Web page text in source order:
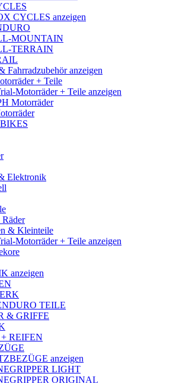
CYCLES anzeigen
MOUNTAIN
TERRAIN
Fahrradzubehör anzeigen
+ Teile
Motorräder + Teile anzeigen
Motorräder
Elektronik
& Kleinteile
Motorräder + Teile anzeigen
anzeigen
TEILE
& GRIFFE
REIFEN
anzeigen
LIGHT
ORIGINAL